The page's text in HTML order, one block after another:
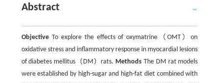
Abstract
ObjectiveTo explore the effects of oxymatrine（OMT）on
oxidative stress and inflammatory response in myocardial lesions
of diabetes mellitus（DM）rats. Methods The DM rat models
were established by high-sugar and high-fat diet combined with